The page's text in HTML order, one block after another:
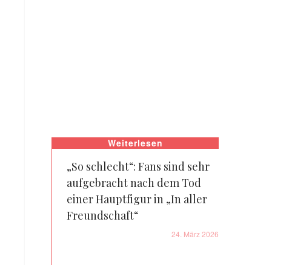
Weiterlesen
„So schlecht“: Fans sind sehr
aufgebracht nach dem Tod
einer Hauptfigur in „In aller
Freundschaft“
24. März 2026